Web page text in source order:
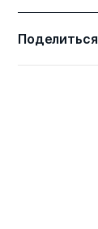
Поделиться